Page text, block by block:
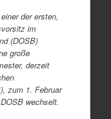
der ersten,
im
(DOSB)
große
derzeit
zum 1. Februar
wechselt.